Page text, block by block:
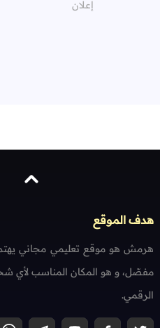
هدف الموقع
هرمش هو موقع تعليمي مجاني
مفصّل، و هو المكان المناسب لأي
الرقمي.